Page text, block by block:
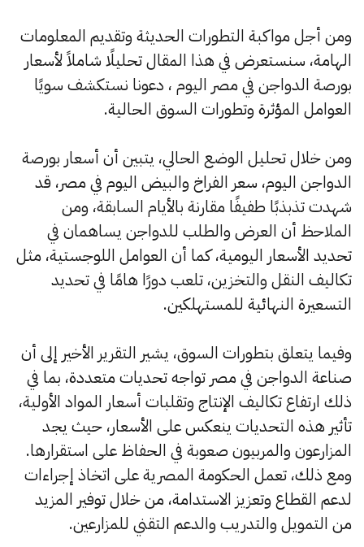
ومن أجل مواكبة التطورات الحديثة وتقديم المعلومات
الهامة، سنستعرض في هذا المقال تحليلًا شاملاً لأسعار
بورصة الدواجن في مصر اليوم ، دعونا نستكشف سويًا
العوامل المؤثرة وتطورات السوق الحالية.
ومن خلال تحليل الوضع الحالي، يتبين أن أسعار بورصة
الدواجن اليوم، سعر الفراخ والبيض اليوم في مصر، قد
شهدت تذبذبًا طفيفًا مقارنة بالأيام السابقة، ومن
الملاحظ أن العرض والطلب للدواجن يساهمان في
تحديد الأسعار اليومية، كما أن العوامل اللوجستية، مثل
تكاليف النقل والتخزين، تلعب دورًا هامًا في تحديد
التسعيرة النهائية للمستهلكين.
وفيما يتعلق بتطورات السوق، يشير التقرير الأخير إلى أن
صناعة الدواجن في مصر تواجه تحديات متعددة، بما في
ذلك ارتفاع تكاليف الإنتاج وتقلبات أسعار المواد الأولية،
تأثير هذه التحديات ينعكس على الأسعار، حيث يجد
المزارعون والمربيون صعوبة في الحفاظ على استقرارها.
ومع ذلك، تعمل الحكومة المصرية على اتخاذ إجراءات
لدعم القطاع وتعزيز الاستدامة، من خلال توفير المزيد
من التمويل والتدريب والدعم التقني للمزارعين.